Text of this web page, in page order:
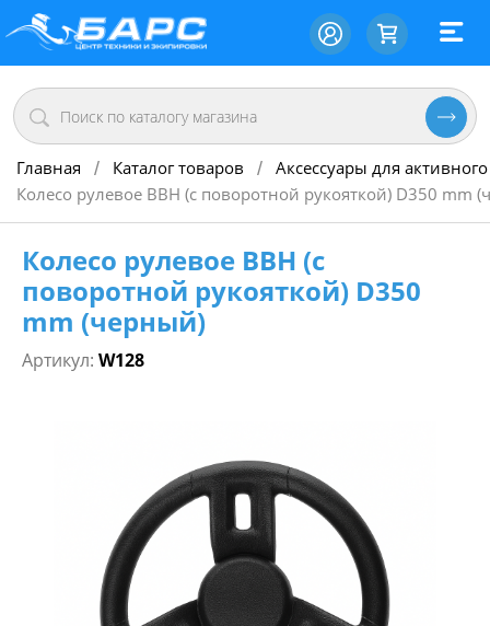
Главная / Каталог товаров / Аксессуары для
Колесо рулевое BBH (с поворотной рукояткой) D350 mm
Колесо рулевое BBH (с
поворотной рукояткой) D350
mm (черный)
Артикул: W128